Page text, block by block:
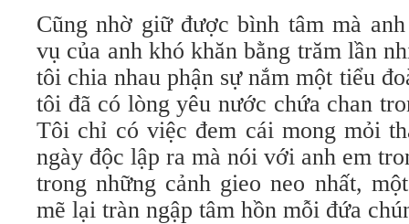
Cũng nhờ giữ được bình tâm mà
vụ của anh khó khăn bằng trăm lần
tôi chia nhau phận sự nắm một tiểu
tôi đã có lòng yêu nước chứa chan
Tôi chỉ có việc đem cái mong mỏi
ngày độc lập ra mà nói với anh em
trong những cảnh gieo neo nhất,
mẽ lại tràn ngập tâm hồn mỗi đứa